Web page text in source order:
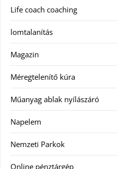
Life coach coaching
lomtalanítás
Magazin
Méregtelenítő kúra
Műanyag ablak nyílászáró
Napelem
Nemzeti Parkok
Online pénztárgép